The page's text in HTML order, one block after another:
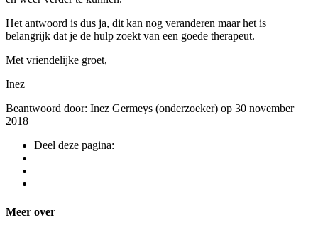
Het antwoord is dus ja, dit kan nog veranderen maar het is
belangrijk dat je de hulp zoekt van een goede therapeut.
Met vriendelijke groet,
Inez
Beantwoord door: Inez Germeys (onderzoeker) op 30 november
2018
Deel deze pagina:
Meer over